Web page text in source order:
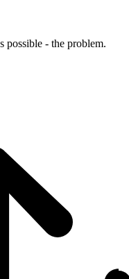
possible - the problem.